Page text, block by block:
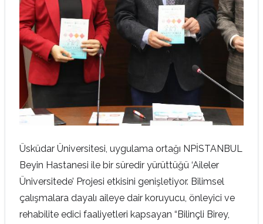
Üsküdar Üniversitesi, uygulama ortağı NPİSTANBUL
Beyin Hastanesi ile bir süredir yürüttüğü ‘Aileler
Üniversitede’ Projesi etkisini genişletiyor. Bilimsel
çalışmalara dayalı aileye dair koruyucu, önleyici ve
rehabilite edici faaliyetleri kapsayan “Bilinçli Birey,